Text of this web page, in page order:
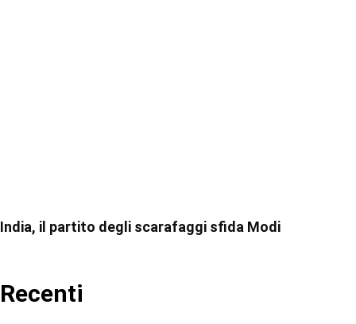
India, il partito degli scarafaggi sfida Modi
Recenti